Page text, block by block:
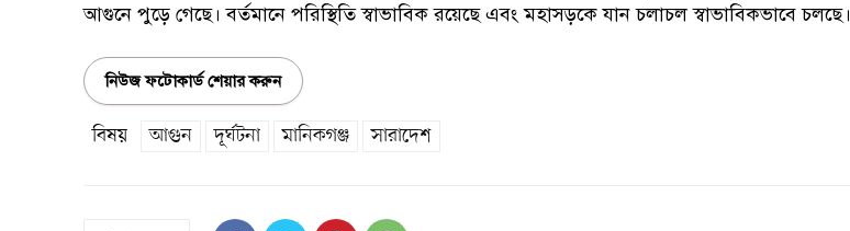
আগুনে পুড়ে গেছে। বর্তমানে পরিস্থিতি স্বাভাবিক রয়েছে এবং মহাসড়কে যান চলাচল স্বাভাবিকভাবে চলছে।
নিউজ ফটোকার্ড শেয়ার করুন
বিষয় আগুন দূর্ঘটনা মানিকগঞ্জ সারাদেশ